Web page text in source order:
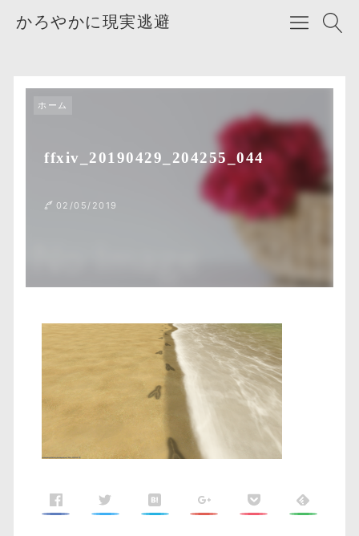
かろやかに現実逃避
ホーム
ffxiv_20190429_204255_044
02/05/2019